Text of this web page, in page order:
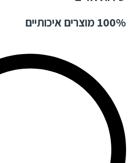
100% מוצרים איכותיים